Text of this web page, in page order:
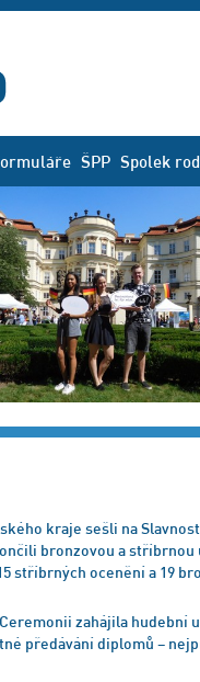
ŠPP Spolek
kraje sešli na
bronzovou a stříbrnou
stříbrných ocenění a 19
zahájila hudební
předávání diplomů –